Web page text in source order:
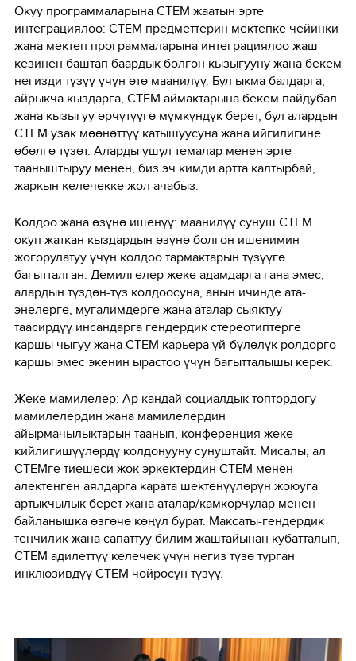
Окуу программаларына СТЕМ жаатын эрте
интеграциялоо: СТЕМ предметтерин мектепке чейинки
жана мектеп программаларына интеграциялоо жаш
кезинен баштап баардык болгон кызыгууну жана бекем
негизди түзүү үчүн өтө маанилүү. Бул ыкма балдарга,
айрыкча кыздарга, СТЕМ аймактарына бекем пайдубал
жана кызыгуу өрчүтүүгө мүмкүндүк берет, бул алардын
СТЕМ узак мөөнөттүү катышуусуна жана ийгилигине
өбөлгө түзөт. Аларды ушул темалар менен эрте
тааныштыруу менен, биз эч кимди артта калтырбай,
жаркын келечекке жол ачабыз.
Колдоо жана өзүнө ишенүү: маанилүү сунуш СТЕМ
окуп жаткан кыздардын өзүнө болгон ишенимин
жогорулатуу үчүн колдоо тармактарын түзүүгө
багытталган. Демилгелер жеке адамдарга гана эмес,
алардын түздөн-түз колдоосуна, анын ичинде ата-
энелерге, мугалимдерге жана аталар сыяктуу
таасирдүү инсандарга гендердик стереотиптерге
каршы чыгуу жана СТЕМ карьера үй-бүлөлүк ролдорго
каршы эмес экенин ырастоо үчүн багытталышы керек.
Жеке мамилелер: Ар кандай социалдык топтордогу
мамилелердин жана мамилелердин
айырмачылыктарын таанып, конференция жеке
кийлигишүүлөрдү колдонууну сунуштайт. Мисалы, ал
СТЕМге тиешеси жок эркектердин СТЕМ менен
алектенген аялдарга карата шектенүүлөрүн жоюуга
артыкчылык берет жана аталар/камкорчулар менен
байланышка өзгөчө көңүл бурат. Максаты-гендердик
теңчилик жана сапаттуу билим жаштайынан кубатталып,
СТЕМ адилеттүү келечек үчүн негиз түзө турган
инклюзивдүү СТЕМ чөйрөсүн түзүү.